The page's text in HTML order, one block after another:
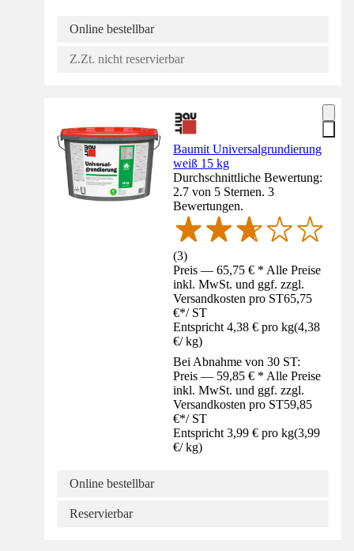
Online bestellbar
Z.Zt. nicht reservierbar
Baumit Universalgrundierung
weiß 15 kg
Durchschnittliche Bewertung:
2.7 von 5 Sternen. 3
Bewertungen.
(3)
Preis — 65,75 € * Alle Preise
inkl. MwSt. und ggf. zzgl.
Versandkosten pro ST65,75
€*/ ST
Entspricht 4,38 € pro kg(4,38
€/ kg)
Bei Abnahme von 30 ST:
Preis — 59,85 € * Alle Preise
inkl. MwSt. und ggf. zzgl.
Versandkosten pro ST59,85
€*/ ST
Entspricht 3,99 € pro kg(3,99
€/ kg)
Online bestellbar
Reservierbar